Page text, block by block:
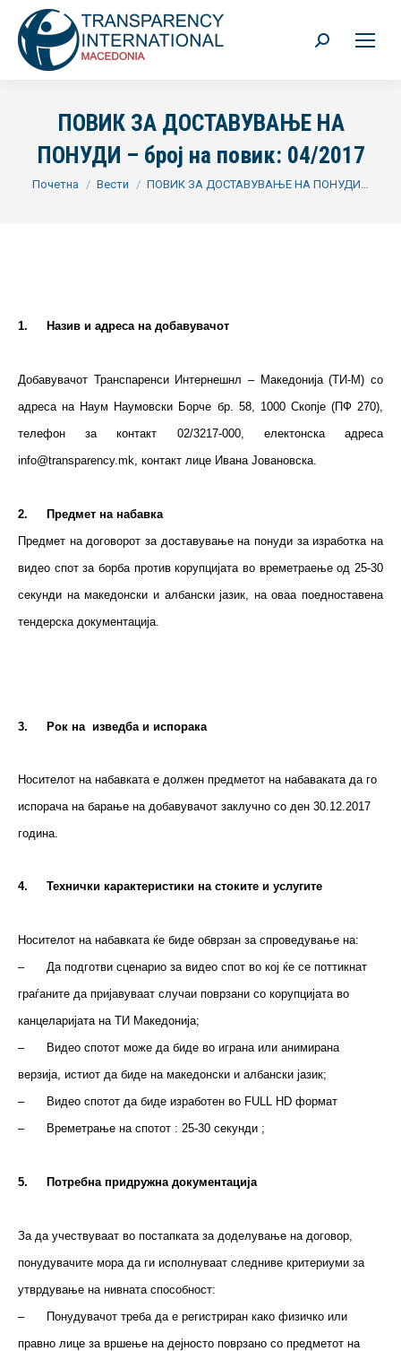
Search:
ПОВИК ЗА ДОСТАВУВАЊЕ НА
ПОНУДИ – број на повик: 04/2017
You are here:
Почетна Вести ПОВИК ЗА ДОСТАВУВАЊЕ НА ПОНУДИ…
1. Назив и адреса на добавувачот
Добавувачот Транспаренси Интернешнл – Македонија (ТИ-М) со
адреса на Наум Наумовски Борче бр. 58, 1000 Скопје (ПФ 270),
телефон за контакт 02/3217-000, електонска адреса
info@transparency.mk, контакт лице Ивана Јовановска.
2.
Предмет на набавка
Предмет на договорот за доставување на понуди за изработка на
видео спот за борба против корупцијата во времетраење од 25-30
секунди на македонски и албански јазик, на оваа поедноставена
тендерска документација.
3. Рок на изведба и испорака
Носителот на набавката е должен предметот на набаваката да го
испорача на барање на добавувачот заклучно со ден 30.12.2017
година.
4. Технички карактеристики на стоките и услугите
Носителот на набавката ќе биде обврзан за спроведување на:
–
Да подготви сценарио за видео спот во кој ќе се поттикнат
граѓаните да пријавуваат случаи поврзани со корупцијата во
канцеларијата на ТИ Македонија;
–
Видео спотот може да биде во играна или анимирана
верзија, истиот да биде на македонски и албански јазик;
–
Видео спотот да биде изработен во FULL HD формат
–
Времетрање на спотот : 25-30 секунди ;
5. Потребна придружна документација
За да учествуваат во постапката за доделување на договор,
понудувачите мора да ги исполнуваат следниве критериуми за
утврдување на нивната способност:
–
Понудувачот треба да е регистриран како физичко или
правно лице за вршење на дејносто поврзано со предметот на